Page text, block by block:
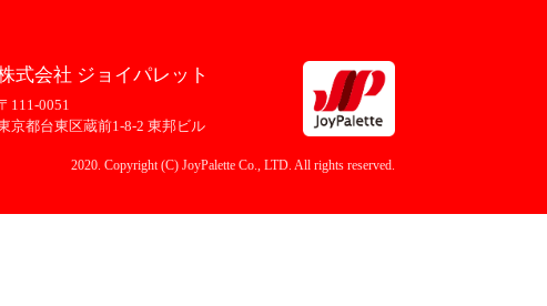
式会社 ジョイパレット
111-0051
京都台東区蔵前1-8-2 東邦ビル
2020. Copyright (C) JoyPalette Co., LTD. All rights reserved.